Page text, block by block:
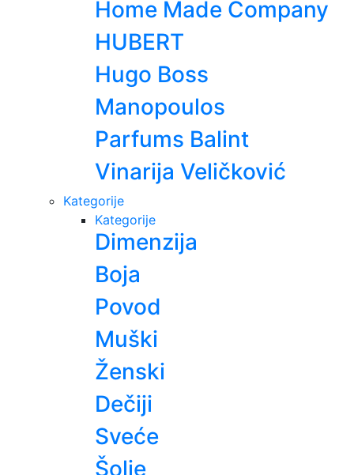
Home Made Company
HUBERT
Hugo Boss
Manopoulos
Parfums Balint
Vinarija Veličković
Kategorije
Kategorije
Dimenzija
Boja
Povod
Muški
Ženski
Dečiji
Sveće
Šolje